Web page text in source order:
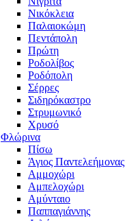
Νικόκλεια
Παλαιοκώμη
Πεντάπολη
Πρώτη
Ροδολίβος
Ροδόπολη
Σέρρες
Σιδηρόκαστρο
Στρυμωνικό
Χρυσό
Φλώρινα
Πίσω
Άγιος Παντελεήμονας
Αμμοχώρι
Αμπελοχώρι
Αμύνταιο
Παππαγιάννης